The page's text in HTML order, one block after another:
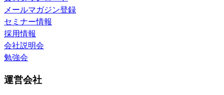
メールマガジン登録
セミナー情報
採用情報
会社説明会
勉強会
運営会社